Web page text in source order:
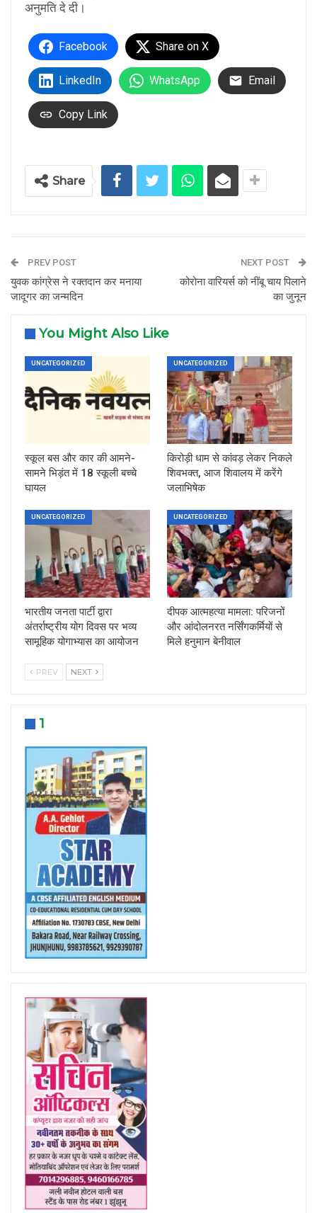
अनुमति दे दी।
Facebook Share on X
LinkedIn WhatsApp Email
Copy Link
Share
PREV POST
युवक कांग्रेस ने रक्तदान कर मनाया
जादूगर का जन्मदिन
NEXT POST
कोरोना वारियर्स को नींबू चाय पिलाने
का जुनून
You Might Also Like
UNCATEGORIZED
स्कूल बस और कार की आमने-
सामने भिड़ंत में 18 स्कूली बच्चे
घायल
UNCATEGORIZED
किरोड़ी धाम से कांवड़ लेकर निकले
शिवभक्त, आज शिवालय में करेंगे
जलाभिषेक
UNCATEGORIZED
भारतीय जनता पार्टी द्वारा
अंतर्राष्ट्रीय योग दिवस पर भव्य
सामूहिक योगाभ्यास का आयोजन
UNCATEGORIZED
दीपक आत्महत्या मामला: परिजनों
और आंदोलनरत नर्सिंगकर्मियों से
मिले हनुमान बेनीवाल
PREV NEXT
1